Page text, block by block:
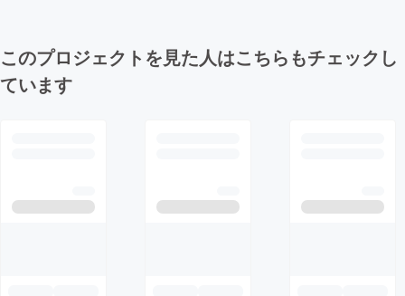
このプロジェクトを見た人はこちらもチェックし
ています